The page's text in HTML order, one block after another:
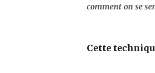
comment on se
Cette